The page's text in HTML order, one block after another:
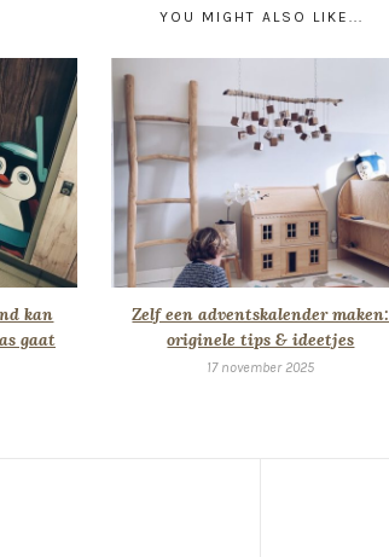
YOU MIGHT ALSO LIKE...
kan
gaat
Zelf een adventskalender maken:
originele tips & ideetjes
17 november 2025